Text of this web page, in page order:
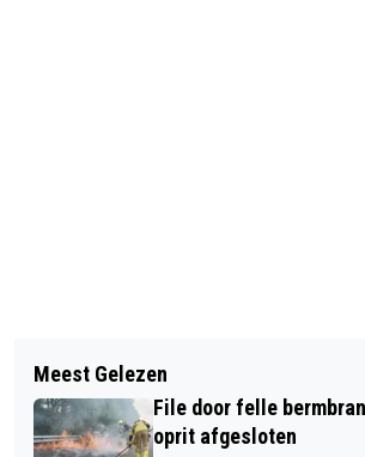
NATIONALE
OUDEREN OP MAANDAG
START
INSCHRIJVING GEOPEND
AVONDVIERDAAGSE
Meest Gelezen
File door felle
oprit afgesloten